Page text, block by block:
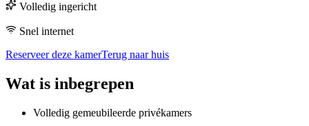
Volledig ingericht
Snel internet
Reserveer deze kamerTerug naar huis
Wat is inbegrepen
Volledig gemeubileerde privékamers